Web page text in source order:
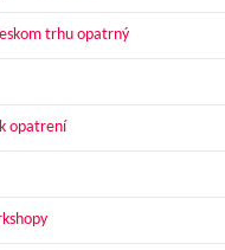
trhu opatrný
opatrení